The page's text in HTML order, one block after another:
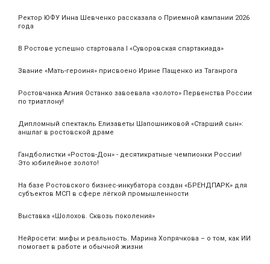
Ректор ЮФУ Инна Шевченко рассказала о Приемной кампании 2026
года
В Ростове успешно стартовала I «Суворовская спартакиада»
Звание «Мать‑героиня» присвоено Ирине Пащенко из Таганрога
Ростовчанка Агния Останко завоевала «золото» Первенства России
по триатлону!
Дипломный спектакль Елизаветы Шапошниковой «Старший сын»:
аншлаг в ростовской драме
Гандболистки «Ростов-Дон» - десятикратные чемпионки России!
Это юбилейное золото!
На базе Ростовского бизнес-инкубатора создан «БРЕНДПАРК» для
субъектов МСП в сфере лёгкой промышленности
Выставка «Шолохов. Сквозь поколения»
Нейросети: мифы и реальность. Марина Хопрячкова – о том, как ИИ
помогает в работе и обычной жизни